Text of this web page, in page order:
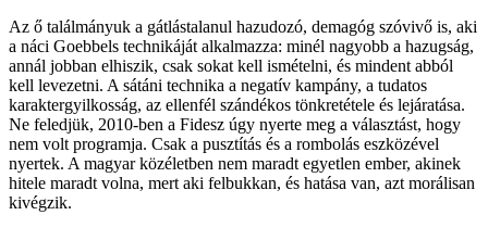
Az ő találmányuk a gátlástalanul hazudozó, demagóg szóvivő is, aki
a náci Goebbels technikáját alkalmazza: minél nagyobb a hazugság,
annál jobban elhiszik, csak sokat kell ismételni, és mindent abból
kell levezetni. A sátáni technika a negatív kampány, a tudatos
karaktergyilkosság, az ellenfél szándékos tönkretétele és lejáratása.
Ne feledjük, 2010-ben a Fidesz úgy nyerte meg a választást, hogy
nem volt programja. Csak a pusztítás és a rombolás eszközével
nyertek. A magyar közéletben nem maradt egyetlen ember, akinek
hitele maradt volna, mert aki felbukkan, és hatása van, azt morálisan
kivégzik.